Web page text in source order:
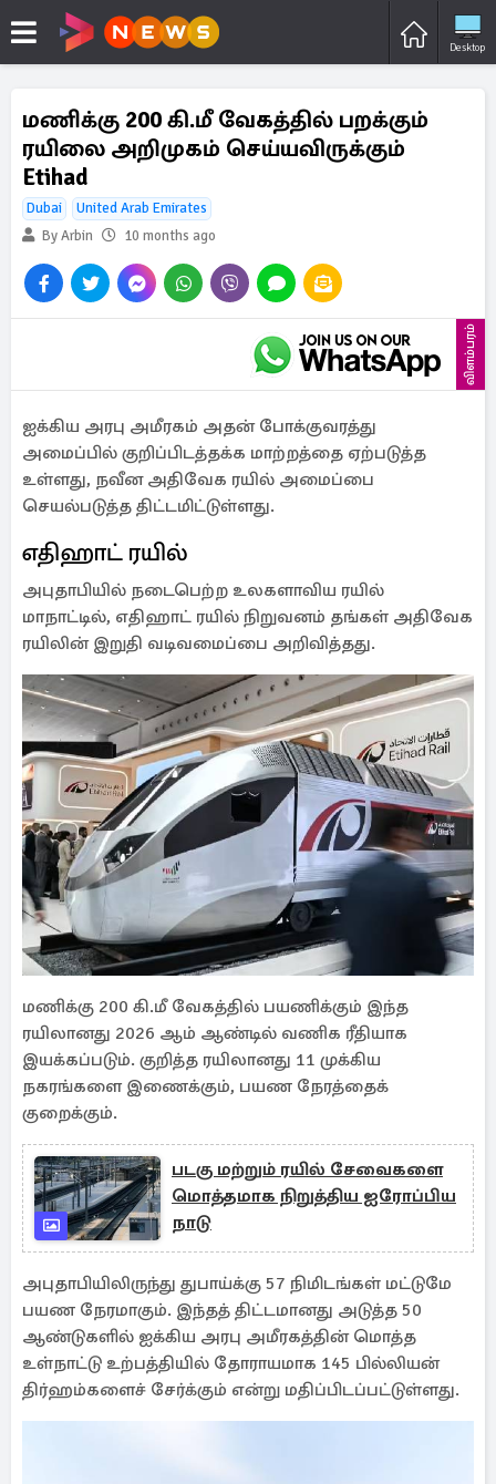
Desktop
மணிக்கு 200 கி.மீ வேகத்தில் பறக்கும்
ரயிலை அறிமுகம் செய்யவிருக்கும்
Etihad
Dubai
United Arab Emirates
By Arbin
10 months ago
விளம்பரம்
ஐக்கிய அரபு அமீரகம் அதன் போக்குவரத்து
அமைப்பில் குறிப்பிடத்தக்க மாற்றத்தை ஏற்படுத்த
உள்ளது, நவீன அதிவேக ரயில் அமைப்பை
செயல்படுத்த திட்டமிட்டுள்ளது.
எதிஹாட் ரயில்
அபுதாபியில் நடைபெற்ற உலகளாவிய ரயில்
மாநாட்டில், எதிஹாட் ரயில் நிறுவனம் தங்கள் அதிவேக
ரயிலின் இறுதி வடிவமைப்பை அறிவித்தது.
மணிக்கு 200 கி.மீ வேகத்தில் பயணிக்கும் இந்த
ரயிலானது 2026 ஆம் ஆண்டில் வணிக ரீதியாக
இயக்கப்படும். குறித்த ரயிலானது 11 முக்கிய
நகரங்களை இணைக்கும், பயண நேரத்தைக்
குறைக்கும்.
படகு மற்றும் ரயில் சேவைகளை
மொத்தமாக நிறுத்திய ஐரோப்பிய
நாடு
அபுதாபியிலிருந்து துபாய்க்கு 57 நிமிடங்கள் மட்டுமே
பயண நேரமாகும். இந்தத் திட்டமானது அடுத்த 50
ஆண்டுகளில் ஐக்கிய அரபு அமீரகத்தின் மொத்த
உள்நாட்டு உற்பத்தியில் தோராயமாக 145 பில்லியன்
திர்ஹம்களைச் சேர்க்கும் என்று மதிப்பிடப்பட்டுள்ளது.